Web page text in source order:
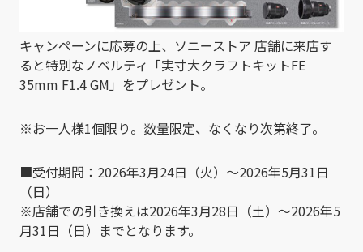
キャンペーンに応募の上、ソニーストア 店舗に来店す
ると特別なノベルティ「実寸大クラフトキットFE
35mm F1.4 GM」をプレゼント。
※お一人様1個限り。数量限定、なくなり次第終了。
■受付期間：2026年3月24日（火）～2026年5月31日
（日）
※店舗での引き換えは2026年3月28日（土）～2026年5
月31日（日）までとなります。